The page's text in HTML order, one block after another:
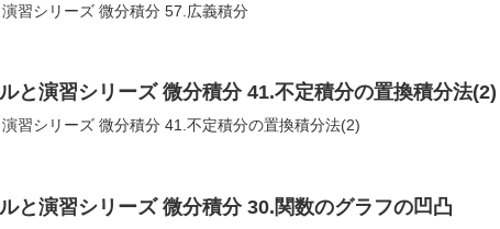
習シリーズ 微分積分 57.広義積分
と演習シリーズ 微分積分 41.不定積分の置換積分法(2)
習シリーズ 微分積分 41.不定積分の置換積分法(2)
と演習シリーズ 微分積分 30.関数のグラフの凹凸